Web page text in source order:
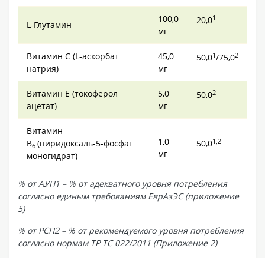
L-Глутамин
100,0
мг
20,01
Витамин С (L-аскорбат
натрия)
45,0
мг
50,01/75,02
Витамин Е (токоферол
ацетат)
5,0
мг
50,02
Витамин
В6 (пиридоксаль-5-фосфат
моногидрат)
1,0
мг
50,01,2
% от АУП1 – % от адекватного уровня потребления
согласно единым требованиям ЕврАзЭС (приложение
5)
% от РСП2 – % от рекомендуемого уровня потребления
согласно нормам ТР ТС 022/2011 (Приложение 2)